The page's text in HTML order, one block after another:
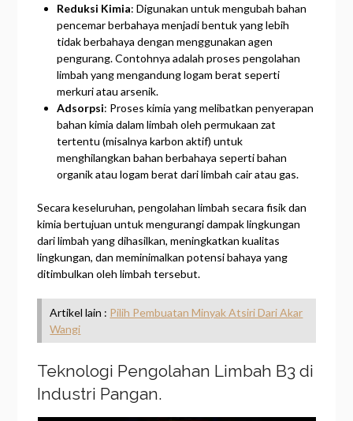
Reduksi Kimia: Digunakan untuk mengubah bahan
pencemar berbahaya menjadi bentuk yang lebih
tidak berbahaya dengan menggunakan agen
pengurang. Contohnya adalah proses pengolahan
limbah yang mengandung logam berat seperti
merkuri atau arsenik.
Adsorpsi: Proses kimia yang melibatkan penyerapan
bahan kimia dalam limbah oleh permukaan zat
tertentu (misalnya karbon aktif) untuk
menghilangkan bahan berbahaya seperti bahan
organik atau logam berat dari limbah cair atau gas.
Secara keseluruhan, pengolahan limbah secara fisik dan
kimia bertujuan untuk mengurangi dampak lingkungan
dari limbah yang dihasilkan, meningkatkan kualitas
lingkungan, dan meminimalkan potensi bahaya yang
ditimbulkan oleh limbah tersebut.
Artikel lain : Pilih Pembuatan Minyak Atsiri Dari Akar
Wangi
Teknologi Pengolahan Limbah B3 di
Industri Pangan.